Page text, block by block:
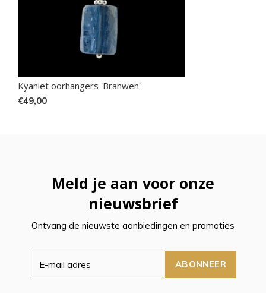
Kyaniet oorhangers 'Branwen'
€49,00
Meld je aan voor onze
nieuwsbrief
Ontvang de nieuwste aanbiedingen en promoties
ABONNEER